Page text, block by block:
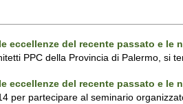
eccellenze del recente passato e le
PPC della Provincia di Palermo, si
eccellenze del recente passato e le
per partecipare al seminario